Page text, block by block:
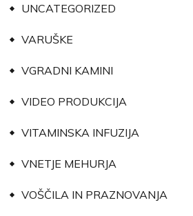
UNCATEGORIZED
VARUŠKE
VGRADNI KAMINI
VIDEO PRODUKCIJA
VITAMINSKA INFUZIJA
VNETJE MEHURJA
VOŠČILA IN PRAZNOVANJA